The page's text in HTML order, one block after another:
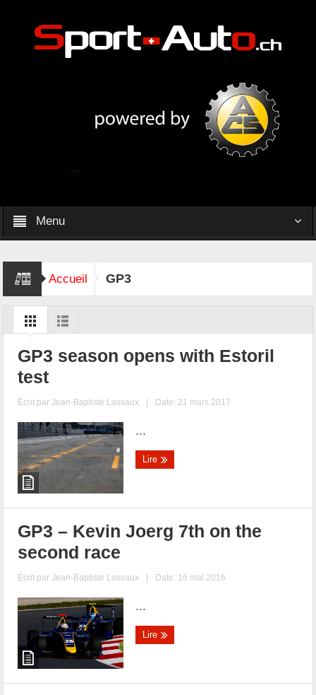
Menu
Accueil GP3
GP3 season opens with Estoril
test
Écrit parJean-Baptiste Lassaux | Date: 21 mars 2017
...
Lire
GP3 – Kevin Joerg 7th on the
second race
Écrit parJean-Baptiste Lassaux | Date: 16 mai 2016
...
Lire